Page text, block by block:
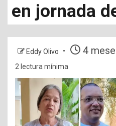
en jornada
Eddy Olivo 4
2 lectura mínima